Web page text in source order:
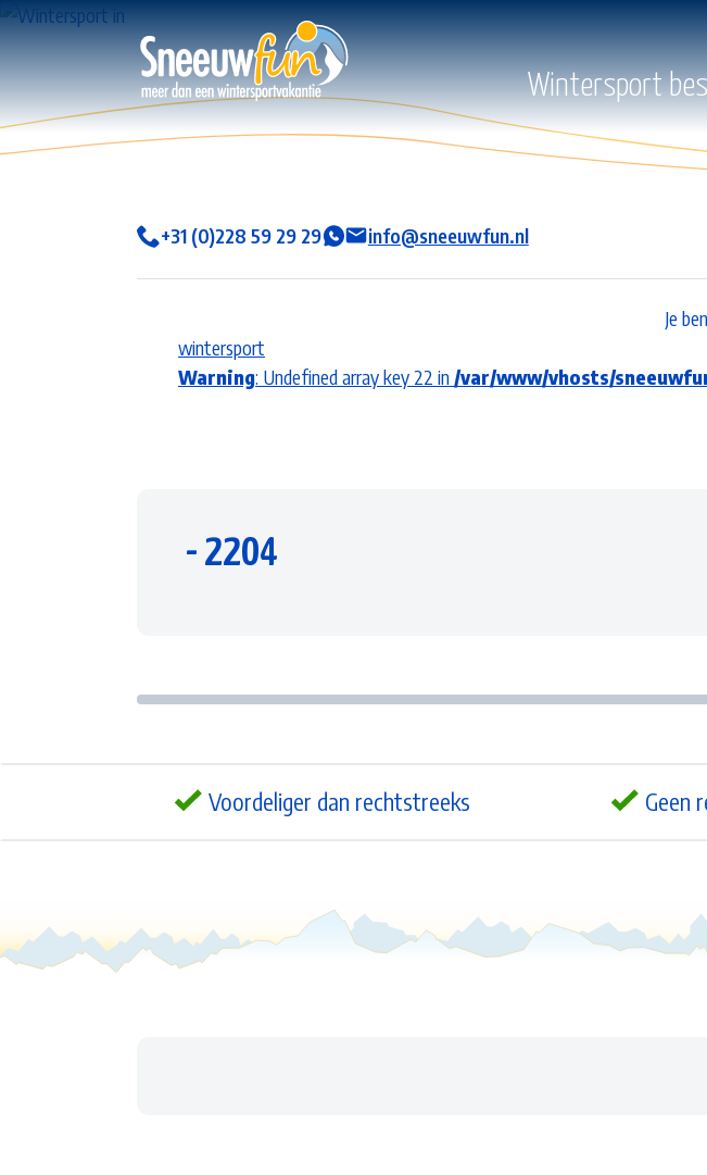
Wintersport
+31 (0)228 59 29 29 info@sneeuwfun.nl
Je
wintersport
Warning: Undefined array key 22 in/var/www/vhosts/
- 2204
Voordeliger dan rechtstreeks Geen